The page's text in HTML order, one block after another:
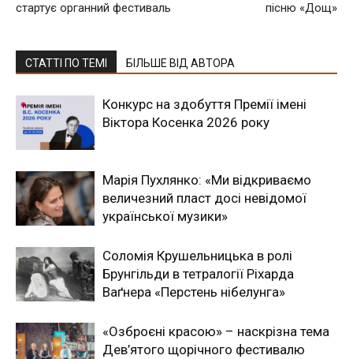
стартує органний фестиваль
пісню «Дощ»
СТАТТІ ПО ТЕМІ БІЛЬШЕ ВІД АВТОРА
Конкурс на здобуття Премії імені
Віктора Косенка 2026 року
Марія Пухлянко: «Ми відкриваємо
величезний пласт досі невідомої
української музики»
Соломія Крушельницька в ролі
Брунгільди в тетралогії Ріхарда
Ваґнера «Перстень нібелунга»
«Озброєні красою» – наскрізна тема
Дев’ятого щорічного фестивалю